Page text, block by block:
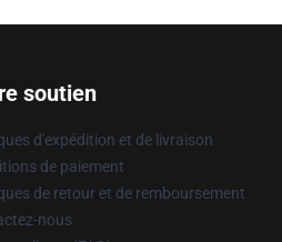
soutien
d'expédition et de livraison
de paiement
de retour et de remboursement
nous